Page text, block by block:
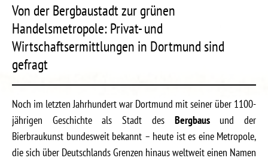
Von der Bergbaustadt zur grünen
Handelsmetropole: Privat- und
Wirtschaftsermittlungen in Dortmund sind
gefragt
Noch im letzten Jahrhundert war Dortmund mit seiner über 1100-
jährigen Geschichte als Stadt des Bergbausund der
Bierbraukunst bundesweit bekannt – heute ist es eine Metropole,
die sich über Deutschlands Grenzen hinaus weltweit einen Namen